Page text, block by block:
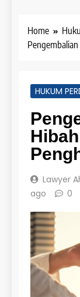
Home
HUKUM
Lawyer
ago
0